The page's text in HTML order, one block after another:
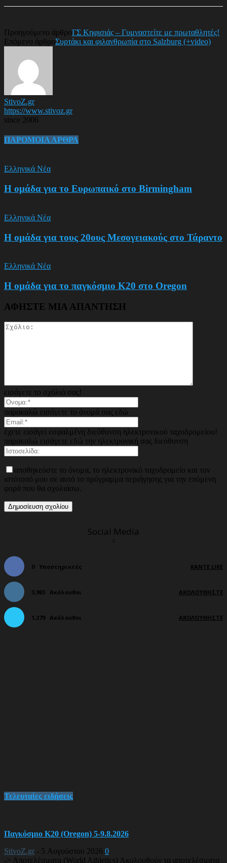
Προηγούμενο άρθροΓΣ Κηφισιάς – Γυμναστείτε με πρωταθλητές!
Επόμενο άρθροΣυρτάκι και φιλανθρωπία στο Salzburg (+video)
StivoZ.gr
https://www.stivoz.gr
since 2006
ΠΑΡΟΜΟΙΑ ΑΡΘΡΑ
Ελληνικά Νέα
Η ομάδα για το Ευρωπαικό στο Birmingham
Ελληνικά Νέα
Η ομάδα για τους 20ους Μεσογειακούς στο Τάραντο
Ελληνικά Νέα
Η ομάδα για το παγκόσμιο Κ20 στο Oregon
ΑΦΗΣΤΕ ΜΙΑ ΑΠΑΝΤΗΣΗ
εισάγετε το σχόλιό σας!
παρακαλώ εισάγετε το όνομά σας εδώ
έχετε εισάγει εσφαλμένη διεύθυνση ηλεκτρονικού ταχυδρομείου!
παρακαλώ εισάγετε εδώ την ηλεκτρονική σας διεύθυνση
αποθηκεύστε το όνομα, το ηλεκτρονικό ταχυδρομείο και τον
ιστότοπό μου σε αυτό το πρόγραμμα περιήγησης για την επόμενη
φορά που θα σχολιάσω.
Social Media
0 Υποστηρικτές ΚΆΝΤΕ LIKE
3,983 Ακόλουθοι ΑΚΟΛΟΥΘΉΣΤΕ
1,279 Ακόλουθοι ΑΚΟΛΟΥΘΉΣΤΕ
Τελευταίες ειδήσεις
Παγκόσμιο Κ20 (Oregon) 5-9.8.2026
StivoZ.gr - 5 Αυγούστου 2026 0
-> Αποτελέσματα (World Athletics) Ακολουθούν τα αποτελέσματα